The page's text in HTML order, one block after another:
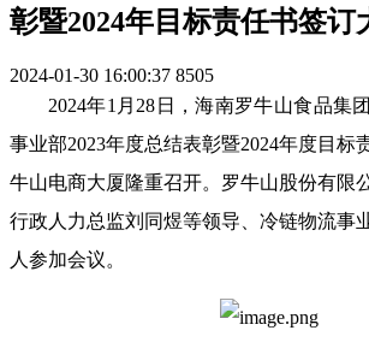
彰暨2024年目标责任书签订
2024-01-30 16:00:37 8505
2024年1月28日，海南罗牛山食品集
事业部2023年度总结表彰暨2024年度目标
牛山电商大厦隆重召开。罗牛山股份有限
行政人力总监刘同煜等领导、冷链物流事
人参加会议。